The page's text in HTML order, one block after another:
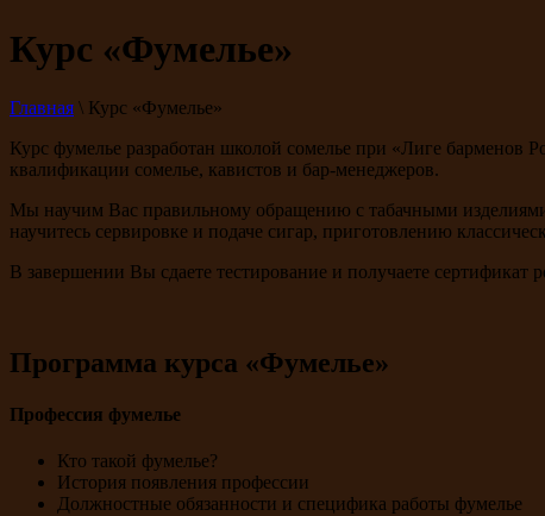
Курс «Фумелье»
Главная \ Курс «Фумелье»
Курс фумелье разработан школой сомелье при «Лиге барменов
квалификации сомелье, кавистов и бар-менеджеров.
Мы научим Вас правильному обращению с табачными
научитесь сервировке и подаче сигар, приготовлению
В завершении Вы сдаете тестирование и получаете
Программа курса «Фумелье»
Профессия фумелье
Кто такой фумелье?
История появления профессии
Должностные обязанности и специфика работы фумелье